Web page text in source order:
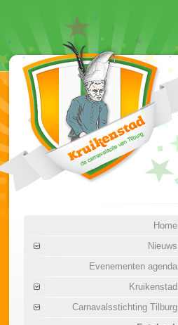
Home
Nieuws
Evenementen agenda
Kruikenstad
Carnavalsstichting Tilburg